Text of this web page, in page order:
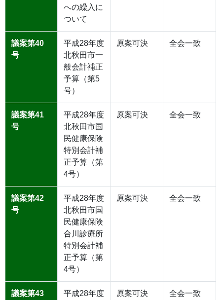
への繰入に
ついて
議案第40
号
平成28年度
北秋田市一
般会計補正
予算（第5
号）
原案可決 全会一致
議案第41
号
平成28年度
北秋田市国
民健康保険
特別会計補
正予算（第
4号）
原案可決 全会一致
議案第42
号
平成28年度
北秋田市国
民健康保険
合川診療所
特別会計補
正予算（第
4号）
原案可決 全会一致
議案第43
平成28年度
原案可決 全会一致